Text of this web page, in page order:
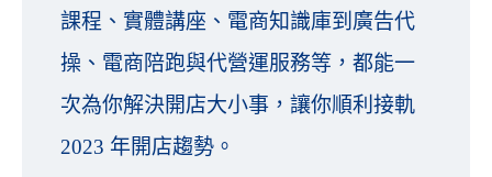
課程、實體講座、電商知識庫到廣告代
操、電商陪跑與代營運服務等，都能一
次為你解決開店大小事，讓你順利接軌
2023 年開店趨勢。